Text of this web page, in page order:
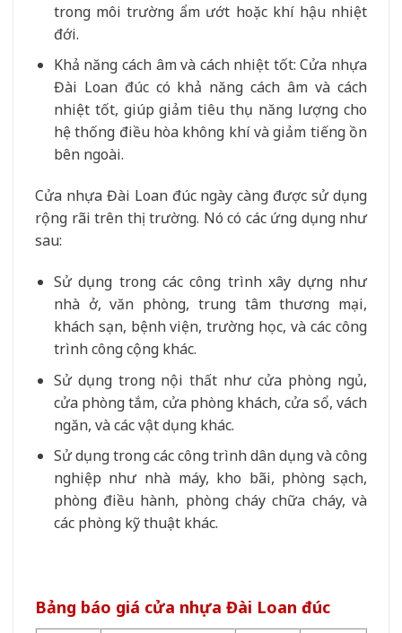
trong môi trường ẩm ướt hoặc khí hậu nhiệt
đới.
Khả năng cách âm và cách nhiệt tốt: Cửa nhựa
Đài Loan đúc có khả năng cách âm và cách
nhiệt tốt, giúp giảm tiêu thụ năng lượng cho
hệ thống điều hòa không khí và giảm tiếng ồn
bên ngoài.
Cửa nhựa Đài Loan đúc ngày càng được sử dụng
rộng rãi trên thị trường. Nó có các ứng dụng như
sau:
Sử dụng trong các công trình xây dựng như
nhà ở, văn phòng, trung tâm thương mại,
khách sạn, bệnh viện, trường học, và các công
trình công cộng khác.
Sử dụng trong nội thất như cửa phòng ngủ,
cửa phòng tắm, cửa phòng khách, cửa sổ, vách
ngăn, và các vật dụng khác.
Sử dụng trong các công trình dân dụng và công
nghiệp như nhà máy, kho bãi, phòng sạch,
phòng điều hành, phòng cháy chữa cháy, và
các phòng kỹ thuật khác.
Bảng báo giá cửa nhựa Đài Loan đúc